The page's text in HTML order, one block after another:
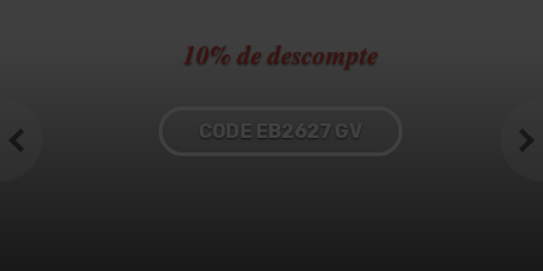
10% de descompte
CODE EB2627 GV